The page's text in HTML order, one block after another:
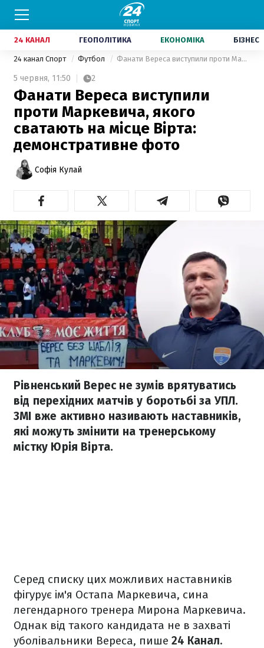
24 КАНАЛ ГЕОПОЛІТИКА ЕКОНОМІКА БІЗНЕС
24 канал Спорт Футбол Фанати Вереса виступили проти Маркевича, якого сватають на місце Вірта: демонстративне фото
5 червня, 11:50 2
Фанати Вереса виступили
проти Маркевича, якого
сватають на місце Вірта:
демонстративне фото
Софія Кулай
Рівненський Верес не зумів врятуватись
від перехідних матчів у боротьбі за УПЛ.
ЗМІ вже активно називають наставників,
які можуть змінити на тренерському
містку Юрія Вірта.
Серед списку цих можливих наставників
фігурує ім'я Остапа Маркевича, сина
легендарного тренера Мирона Маркевича.
Однак від такого кандидата не в захваті
уболівальники Вереса, пише 24 Канал.